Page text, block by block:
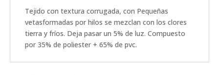
Tejido con textura corrugada, con Pequeñas
vetasformadas por hilos se mezclan con los clores
tierra y fríos. Deja pasar un 5% de luz. Compuesto
por 35% de poliester + 65% de pvc.